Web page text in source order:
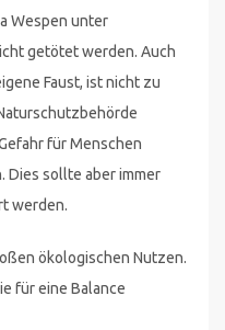
Wespen unter
getötet werden. Auch
Faust, ist nicht zu
für Menschen
Dies sollte aber immer
werden.
ökologischen Nutzen.
für eine Balance